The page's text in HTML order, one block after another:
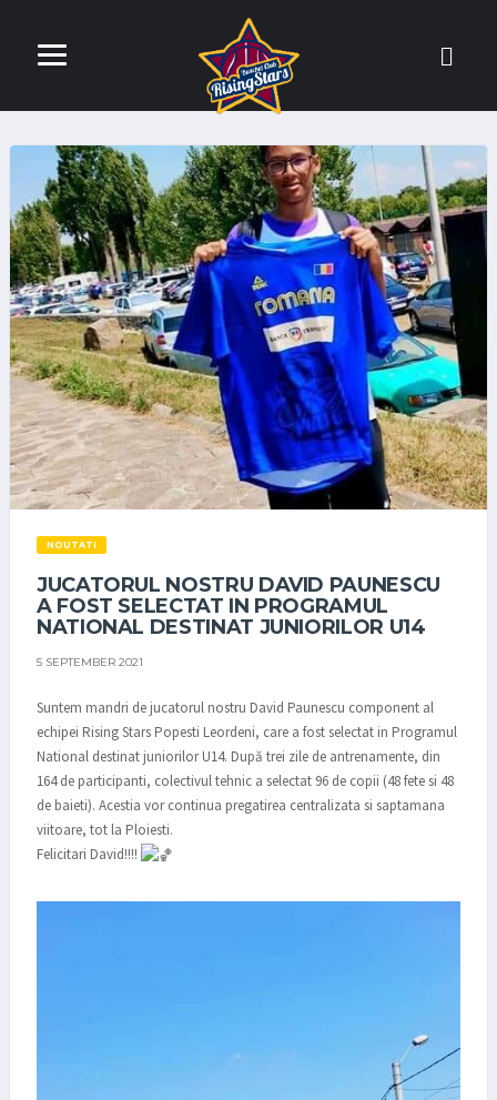
NOUTATI
JUCATORUL NOSTRU DAVID PAUNESCU
A FOST SELECTAT IN PROGRAMUL
NATIONAL DESTINAT JUNIORILOR U14
5 SEPTEMBER 2021
Suntem mandri de jucatorul nostru David Paunescu component al
echipei Rising Stars Popesti Leordeni, care a fost selectat in Programul
National destinat juniorilor U14. După trei zile de antrenamente, din
164 de participanti, colectivul tehnic a selectat 96 de copii (48 fete si 48
de baieti). Acestia vor continua pregatirea centralizata si saptamana
viitoare, tot la Ploiesti.
Felicitari David!!!!